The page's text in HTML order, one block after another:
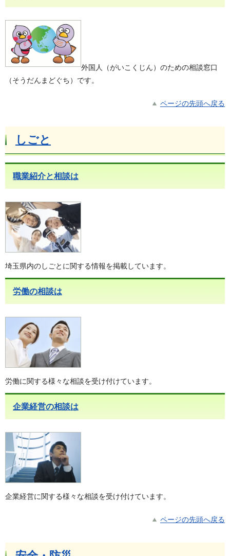
外国人（がいこくじん）のための相談窓口
（そうだんまどぐち）です。
ページの先頭へ戻る
しごと
職業紹介と相談は
埼玉県内のしごとに関する情報を掲載しています。
労働の相談は
労働に関する様々な相談を受け付けています。
企業経営の相談は
企業経営に関する様々な相談を受け付けています。
ページの先頭へ戻る